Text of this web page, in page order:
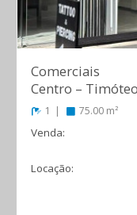
Comerciais
Centro – Timóteo
1 75.00 m²
Venda:
Locação: